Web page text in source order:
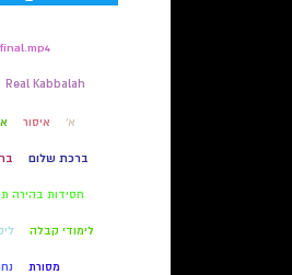
Real Kabbalah
א' איסור
ברכת שלום
חסידות בהירה
לימודי קבלה
מסורת